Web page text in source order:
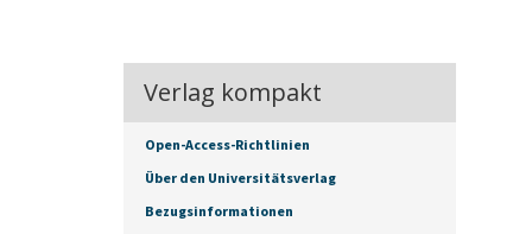
Verlag kompakt
Open-Access-Richtlinien
Über den Universitätsverlag
Bezugsinformationen